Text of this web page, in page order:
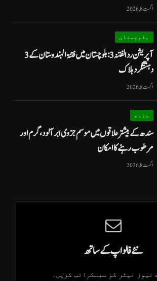
اگست 8, 2026
بلوچستان
آپریشن رد الفتنہ 3: بلوچستان میں فتنۃ الہندوستان کے 3
دہشتگرد ہلاک
اگست 8, 2026
سندھ
سندھ کے بیشتر علاقوں میں موسم جزوی ابر آلود، گرم اور
مرطوب رہنے کا امکان
اگست 8, 2026
نئے فالو اپ کے ساتھ
نیوز لیٹر کو سبسکرائب کریں۔